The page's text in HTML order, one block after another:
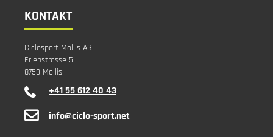
KONTAKT
Ciclosport Mollis AG
Erlenstrasse 5
8753 Mollis
+41 55 612 40 43
info@ciclo-sport.net